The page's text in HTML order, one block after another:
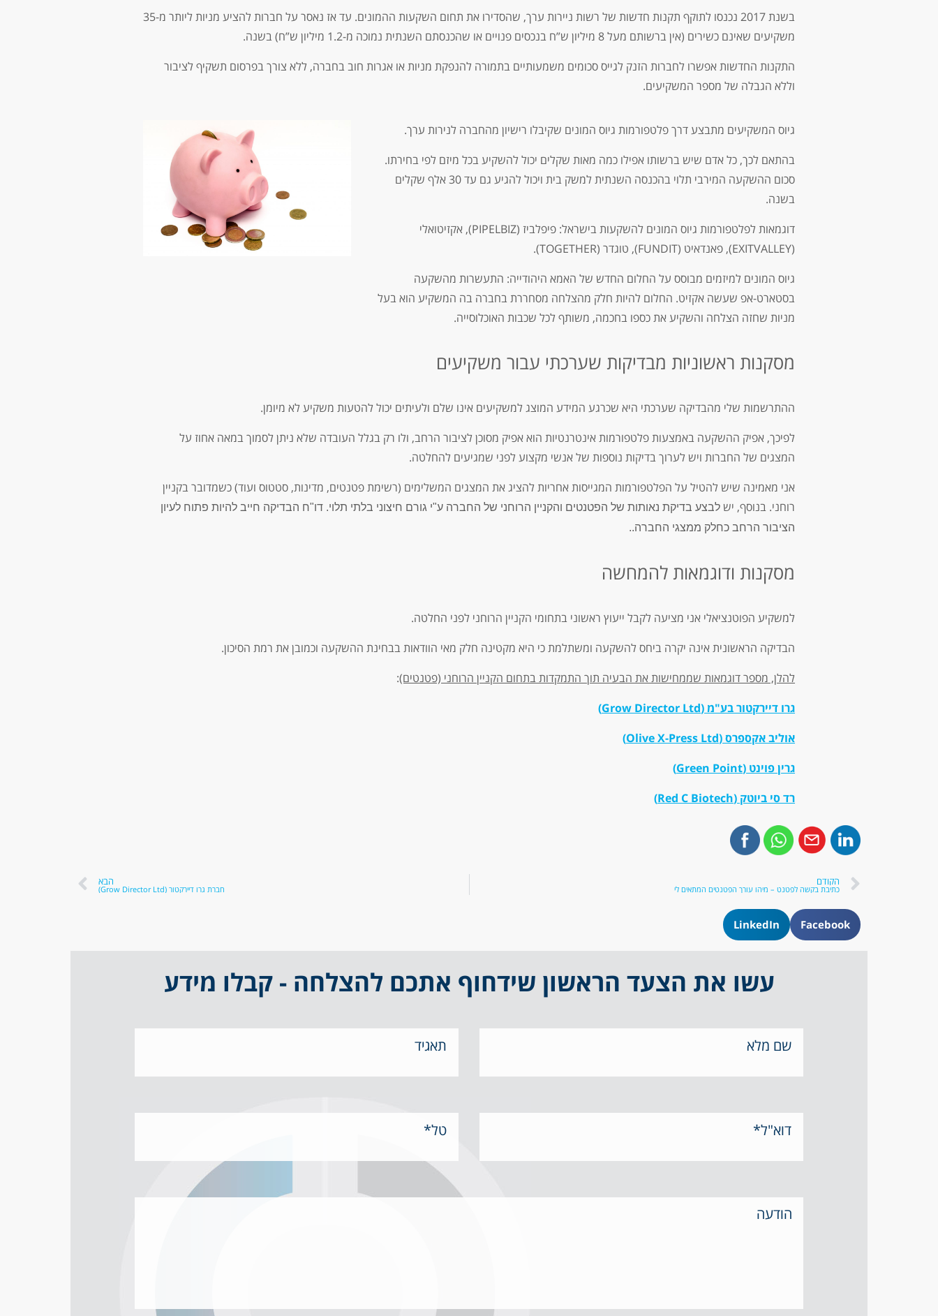
בשנת 2017 נכנסו לתוקף תקנות חדשות של רשות ניירות ערך, שהסדירו את תחום השקעות ההמונים. עד אז נאסר על חברות להציע מניות ליותר מ-35
משקיעים שאינם כשירים (אין ברשותם מעל 8 מיליון ש”ח בנכסים פנויים או שהכנסתם השנתית נמוכה מ-1.2 מיליון ש”ח) בשנה.
התקנות החדשות אפשרו לחברות הזנק לגייס סכומים משמעותיים בתמורה להנפקת מניות או אגרות חוב בחברה, ללא צורך בפרסום תשקיף לציבור
וללא הגבלה של מספר המשקיעים.
גיוס המשקיעים מתבצע דרך פלטפורמות גיוס המונים שקיבלו רישיון מהחברה לנירות ערך.
בהתאם לכך, כל אדם שיש ברשותו אפילו כמה מאות שקלים יכול להשקיע בכל מיזם לפי בחירתו.
סכום ההשקעה המירבי תלוי בהכנסה השנתית למשק בית ויכול להגיע גם עד 30 אלף שקלים
בשנה.
דוגמאות לפלטפורמות גיוס המונים להשקעות בישראל: פיפלביז (PIPELBIZ), אקזיטואלי
(EXITVALLEY), פאנדאיט (FUNDIT), טוגדר (TOGETHER).
גיוס המונים למיזמים מבוסס על החלום החדש של האמא היהודייה: התעשרות מהשקעה
בסטארט-אפ שעשה אקזיט. החלום להיות חלק מהצלחה מסחררת בחברה בה המשקיע הוא בעל
מניות שחזה הצלחה והשקיע את כספו בחכמה, משותף לכל שכבות האוכלוסייה.
מסקנות ראשוניות מבדיקות שערכתי עבור משקיעים
ההתרשמות שלי מהבדיקה שערכתי היא שכרגע המידע המוצג למשקיעים אינו שלם ולעיתים יכול להטעות משקיע לא מיומן.
לפיכך, אפיק ההשקעה באמצעות פלטפורמות אינטרנטיות הוא אפיק מסוכן לציבור הרחב, ולו רק בגלל העובדה שלא ניתן לסמוך במאה אחוז על
המצגים של החברות ויש לערוך בדיקות נוספות של אנשי מקצוע לפני שמגיעים להחלטה.
אני מאמינה שיש להטיל על הפלטפורמות המגייסות אחריות להציג את המצגים המשלימים (רשימת פטנטים, מדינות, סטטוס ועוד) כשמדובר בקניין
רוחני. בנוסף, יש לבצע בדיקת נאותות של הפטנטים והקניין הרוחני של החברה ע"י גורם חיצוני בלתי תלוי. דו"ח הבדיקה חייב להיות פתוח לעיון
הציבור הרחב כחלק ממצגי החברה..
מסקנות ודוגמאות להמחשה
למשקיע הפוטנציאלי אני מציעה לקבל ייעוץ ראשוני בתחומי הקניין הרוחני לפני החלטה.
הבדיקה הראשונית אינה יקרה ביחס להשקעה ומשתלמת כי היא מקטינה חלק מאי הוודאות בבחינת ההשקעה וכמובן את רמת הסיכון.
להלן, מספר דוגמאות שממחישות את הבעיה תוך התמקדות בתחום הקניין הרוחני (פטנטים):
גרו דיירקטור בע"מ (Grow Director Ltd)
אוליב אקספרס (Olive X-Press Ltd)
גרין פוינט (Green Point)
רד סי ביוטק (Red C Biotech)
הקודם
כתיבת בקשה לפטנט – מיהו עורך הפטנטים המתאים לי
הבא
חברת גרו דיירקטור (Grow Director Ltd)
Facebook
LinkedIn
עשו את הצעד הראשון שידחוף אתכם להצלחה - קבלו מידע